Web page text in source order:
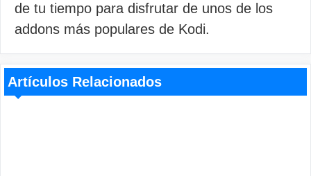
de tu tiempo para disfrutar de unos de los
addons más populares de Kodi.
Artículos Relacionados